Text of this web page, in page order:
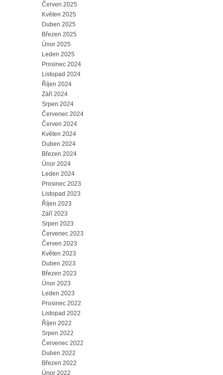
Červen 2025
Květen 2025
Duben 2025
Březen 2025
Únor 2025
Leden 2025
Prosinec 2024
Listopad 2024
Říjen 2024
Září 2024
Srpen 2024
Červenec 2024
Červen 2024
Květen 2024
Duben 2024
Březen 2024
Únor 2024
Leden 2024
Prosinec 2023
Listopad 2023
Říjen 2023
Září 2023
Srpen 2023
Červenec 2023
Červen 2023
Květen 2023
Duben 2023
Březen 2023
Únor 2023
Leden 2023
Prosinec 2022
Listopad 2022
Říjen 2022
Srpen 2022
Červenec 2022
Duben 2022
Březen 2022
Únor 2022